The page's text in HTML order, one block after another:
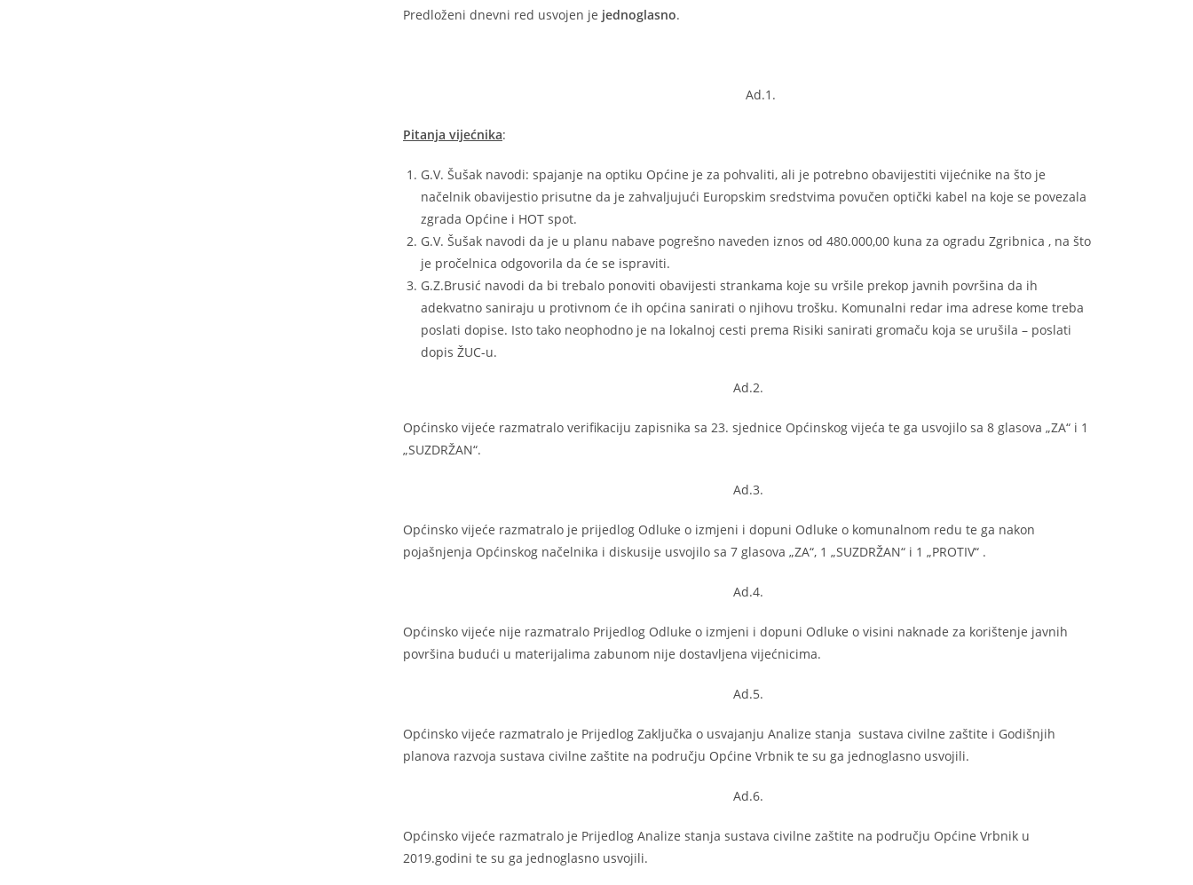
Predloženi dnevni red usvojen je jednoglasno.
Ad.1.
Pitanja vijećnika:
G.V. Šušak navodi: spajanje na optiku Općine je za pohvaliti, ali je potrebno obavijestiti vijećnike na što je
načelnik obavijestio prisutne da je zahvaljujući Europskim sredstvima povučen optički kabel na koje se povezala
zgrada Općine i HOT spot.
G.V. Šušak navodi da je u planu nabave pogrešno naveden iznos od 480.000,00 kuna za ogradu Zgribnica , na što
je pročelnica odgovorila da će se ispraviti.
G.Z.Brusić navodi da bi trebalo ponoviti obavijesti strankama koje su vršile prekop javnih površina da ih
adekvatno saniraju u protivnom će ih općina sanirati o njihovu trošku. Komunalni redar ima adrese kome treba
poslati dopise. Isto tako neophodno je na lokalnoj cesti prema Risiki sanirati gromaču koja se urušila – poslati
dopis ŽUC-u.
Ad.2.
Općinsko vijeće razmatralo verifikaciju zapisnika sa 23. sjednice Općinskog vijeća te ga usvojilo sa 8 glasova „ZA“ i 1
„SUZDRŽAN“.
Ad.3.
Općinsko vijeće razmatralo je prijedlog Odluke o izmjeni i dopuni Odluke o komunalnom redu te ga nakon
pojašnjenja Općinskog načelnika i diskusije usvojilo sa 7 glasova „ZA“, 1 „SUZDRŽAN“ i 1 „PROTIV“ .
Ad.4.
Općinsko vijeće nije razmatralo Prijedlog Odluke o izmjeni i dopuni Odluke o visini naknade za korištenje javnih
površina budući u materijalima zabunom nije dostavljena vijećnicima.
Ad.5.
Općinsko vijeće razmatralo je Prijedlog Zaključka o usvajanju Analize stanja sustava civilne zaštite i Godišnjih
planova razvoja sustava civilne zaštite na području Općine Vrbnik te su ga jednoglasno usvojili.
Ad.6.
Općinsko vijeće razmatralo je Prijedlog Analize stanja sustava civilne zaštite na području Općine Vrbnik u
2019.godini te su ga jednoglasno usvojili.